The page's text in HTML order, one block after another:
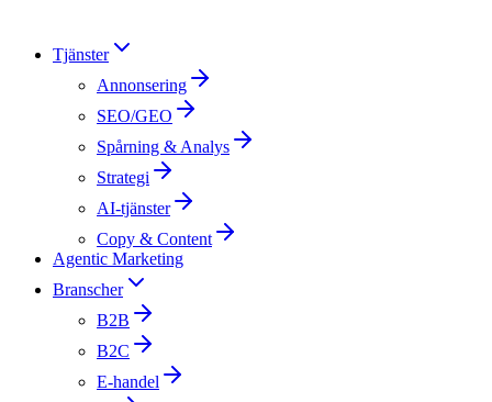
Tjänster
Annonsering
SEO/GEO
Spårning & Analys
Strategi
AI-tjänster
Copy & Content
Agentic Marketing
Branscher
B2B
B2C
E-handel